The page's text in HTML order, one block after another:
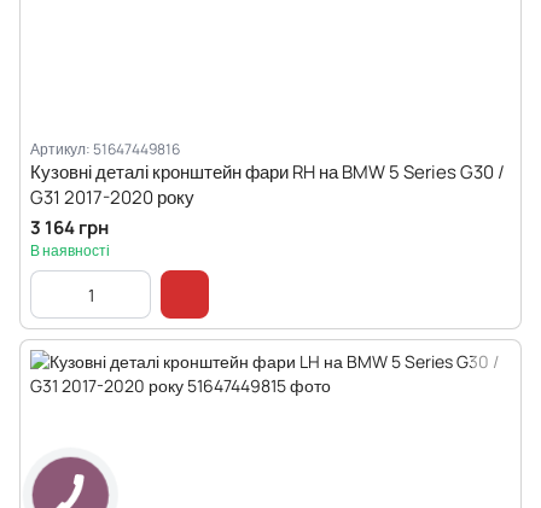
Артикул: 51647449816
Кузовні деталі кронштейн фари RH на BMW 5 Series G30 /
G31 2017-2020 року
3 164 грн
В наявності